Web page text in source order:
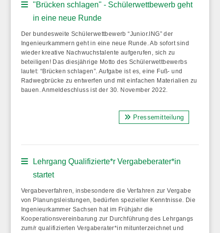
"Brücken schlagen" - Schülerwettbewerb geht
in eine neue Runde
Der bundesweite Schülerwettbewerb “Junior.ING” der
Ingenieurkammern geht in eine neue Runde. Ab sofort sind
wieder kreative Nachwuchstalente aufgerufen, sich zu
beteiligen! Das diesjährige Motto des Schülerwettbewerbs
lautet: “Brücken schlagen”. Aufgabe ist es, eine Fuß- und
Radwegbrücke zu entwerfen und mit einfachen Materialien zu
bauen. Anmeldeschluss ist der 30. November 2022.
Pressemitteilung
Lehrgang Qualifizierte*r Vergabeberater*in
startet
Vergabeverfahren, insbesondere die Verfahren zur Vergabe
von Planungsleistungen, bedürfen spezieller Kenntnisse. Die
Ingenieurkammer Sachsen hat im Frühjahr die
Kooperationsvereinbarung zur Durchführung des Lehrgangs
zum/r qualifizierten Vergaberater*in mitunterzeichnet und